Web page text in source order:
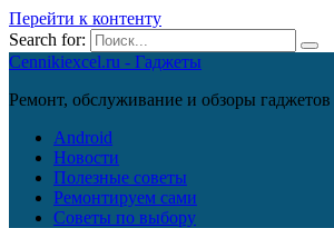
Перейти к контенту
Search for:
Cennikiexcel.ru - Гаджеты
Ремонт, обслуживание и обзоры гаджетов
Android
Новости
Полезные советы
Ремонтируем сами
Советы по выбору